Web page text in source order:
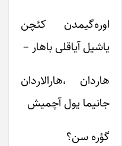
اوره‌گیمدن کئچن
یاشیل آیاقلی باهار –
هاردان ،هارالاردان
جانیما یول آچمیش
گؤره سن؟